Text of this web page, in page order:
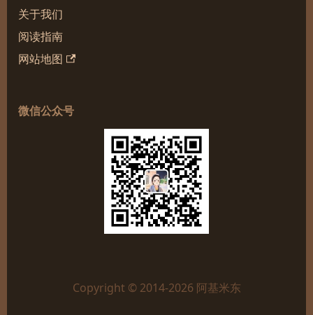
关于我们
阅读指南
网站地图
微信公众号
Copyright © 2014-2026 阿基米东